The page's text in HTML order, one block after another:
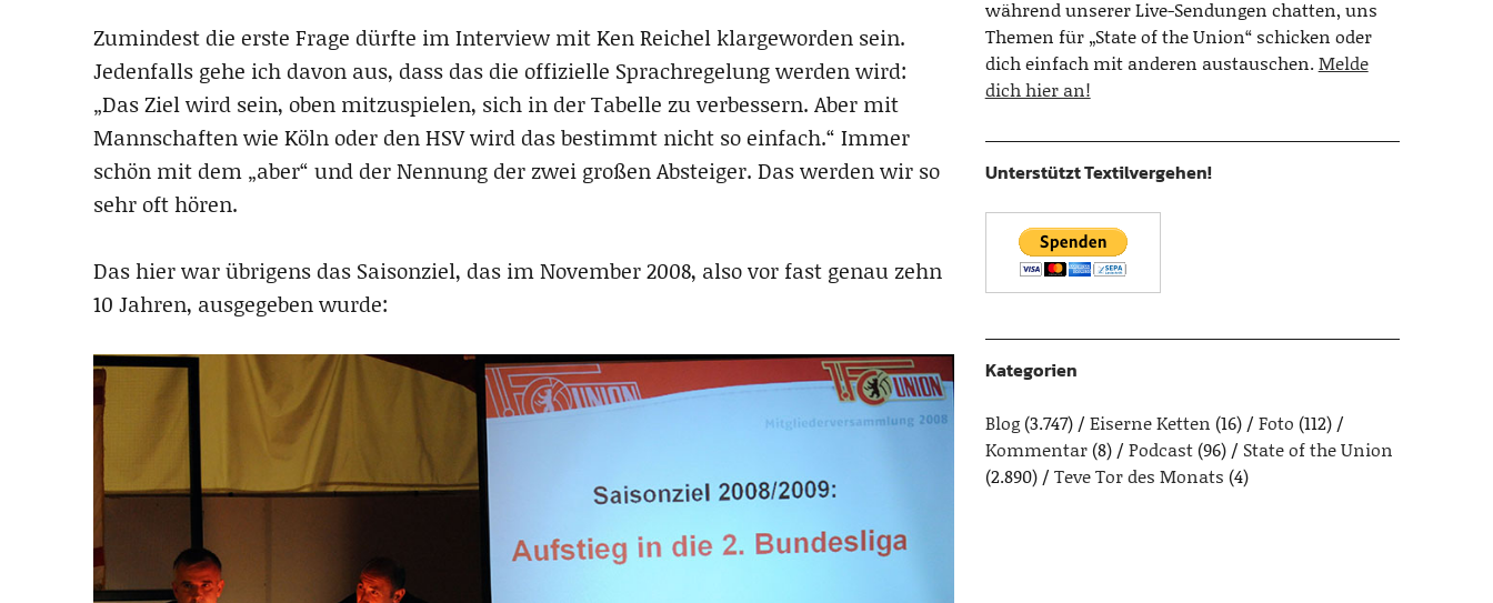
Zumindest die erste Frage dürfte im Interview mit Ken Reichel klargeworden sein.
Jedenfalls gehe ich davon aus, dass das die offizielle Sprachregelung werden wird:
„Das Ziel wird sein, oben mitzuspielen, sich in der Tabelle zu verbessern. Aber mit
Mannschaften wie Köln oder den HSV wird das bestimmt nicht so einfach.“ Immer
schön mit dem „aber“ und der Nennung der zwei großen Absteiger. Das werden wir so
sehr oft hören.
Das hier war übrigens das Saisonziel, das im November 2008, also vor fast genau zehn
10 Jahren, ausgegeben wurde:
während unserer Live-Sendungen chatten, uns
Themen für „State of the Union“ schicken oder
dich einfach mit anderen austauschen.Melde
dich hier an!
Unterstützt Textilvergehen!
Kategorien
Blog(3.747) Eiserne Ketten (16) Foto (112)
Kommentar(8) Podcast(96)
State of the Union
(2.890)
Teve Tor des Monats (4)